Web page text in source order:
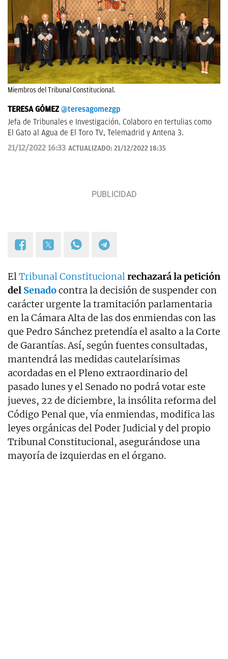
Miembros del Tribunal Constitucional.
TERESA GÓMEZ @teresagomezgp
Jefa de Tribunales e Investigación. Colaboro en tertulias como
El Gato al Agua de El Toro TV, Telemadrid y Antena 3.
21/12/2022 16:33 ACTUALIZADO: 21/12/2022 18:35
ElTribunal Constitucionalrechazará la petición
del Senadocontra la decisión de suspender con
carácter urgente la tramitación parlamentaria
en la Cámara Alta de las dos enmiendas con las
que Pedro Sánchez pretendía el asalto a la Corte
de Garantías. Así, según fuentes consultadas,
mantendrá las medidas cautelarísimas
acordadas en el Pleno extraordinario del
pasado lunes y el Senado no podrá votar este
jueves, 22 de diciembre, la insólita reforma del
Código Penal que, vía enmiendas, modifica las
leyes orgánicas del Poder Judicial y del propio
Tribunal Constitucional, asegurándose una
mayoría de izquierdas en el órgano.